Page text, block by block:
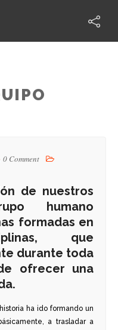
0 Comment
de nuestros
humano
formadas en
que
durante toda
ofrecer una
ha ido formando un
a trasladar a